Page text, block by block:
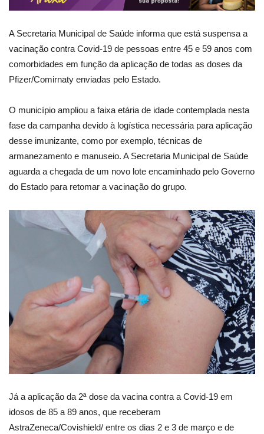
A Secretaria Municipal de Saúde informa que está suspensa a
vacinação contra Covid-19 de pessoas entre 45 e 59 anos com
comorbidades em função da aplicação de todas as doses da
Pfizer/Comirnaty enviadas pelo Estado.
O município ampliou a faixa etária de idade contemplada nesta
fase da campanha devido à logística necessária para aplicação
desse imunizante, como por exemplo, técnicas de
armanezamento e manuseio. A Secretaria Municipal de Saúde
aguarda a chegada de um novo lote encaminhado pelo Governo
do Estado para retomar a vacinação do grupo.
Já a aplicação da 2ª dose da vacina contra a Covid-19 em
idosos de 85 a 89 anos, que receberam
AstraZeneca/Covishield/ entre os dias 2 e 3 de março e de